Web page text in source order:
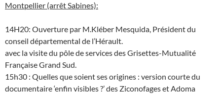
Montpellier (arrêt Sabines):
14H20: Ouverture par M.Kléber Mesquida, Président du
conseil départemental de l’Hérault.
avec la visite du pôle de services des Grisettes-Mutualité
Française Grand Sud.
15h30 : Quelles que soient ses origines : version courte du
documentaire ‘enfin visibles ?’ des Ziconofages et Adoma